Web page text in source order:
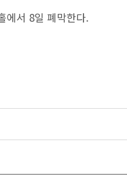
에서 8일 폐막한다.